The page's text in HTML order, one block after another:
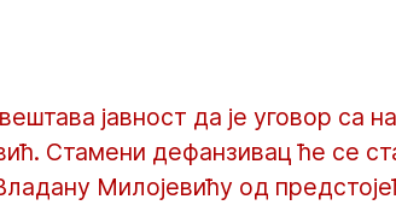
јавност да је уговор са
Стамени дефанзивац ће се
Милојевићу од